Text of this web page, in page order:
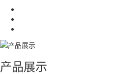
产品展示